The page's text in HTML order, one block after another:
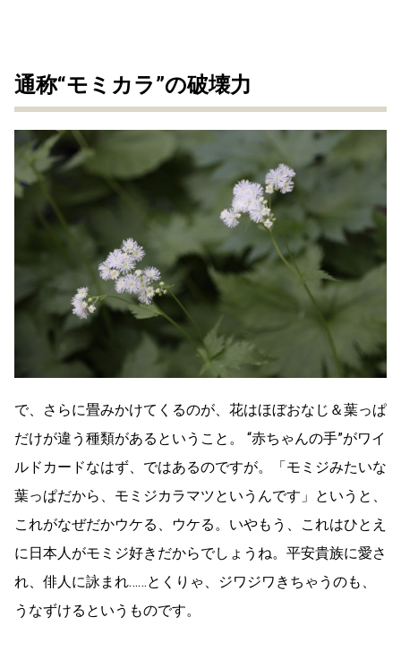
通称“モミカラ”の破壊力
で、さらに畳みかけてくるのが、花はほぼおなじ＆葉っぱ
だけが違う種類があるということ。 “赤ちゃんの手”がワイ
ルドカードなはず、ではあるのですが。「モミジみたいな
葉っぱだから、モミジカラマツというんです」というと、
これがなぜだかウケる、ウケる。いやもう、これはひとえ
に日本人がモミジ好きだからでしょうね。平安貴族に愛さ
れ、俳人に詠まれ……とくりゃ、ジワジワきちゃうのも、
うなずけるというものです。